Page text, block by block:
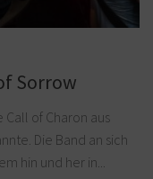
Sorrow
Call of Charon aus
Die Band an sich
hin und her in...